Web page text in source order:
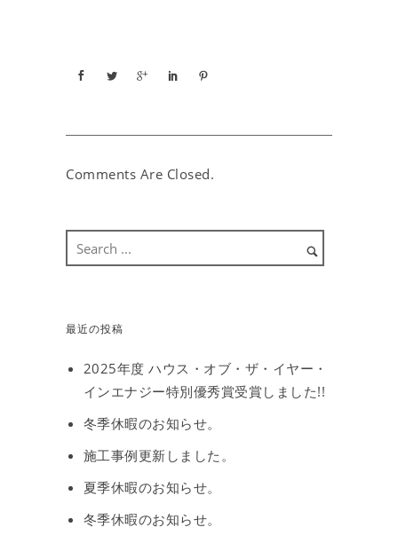
Comments Are Closed.
最近の投稿
2025年度 ハウス・オブ・ザ・イヤー・
インエナジー特別優秀賞受賞しました!!
冬季休暇のお知らせ。
施工事例更新しました。
夏季休暇のお知らせ。
冬季休暇のお知らせ。